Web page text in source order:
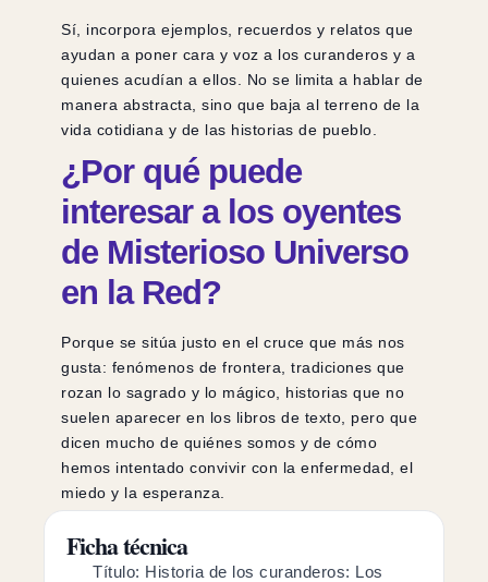
Sí, incorpora ejemplos, recuerdos y relatos que
ayudan a poner cara y voz a los curanderos y a
quienes acudían a ellos. No se limita a hablar de
manera abstracta, sino que baja al terreno de la
vida cotidiana y de las historias de pueblo.
¿Por qué puede
interesar a los oyentes
de Misterioso Universo
en la Red?
Porque se sitúa justo en el cruce que más nos
gusta: fenómenos de frontera, tradiciones que
rozan lo sagrado y lo mágico, historias que no
suelen aparecer en los libros de texto, pero que
dicen mucho de quiénes somos y de cómo
hemos intentado convivir con la enfermedad, el
miedo y la esperanza.
Ficha técnica
Título: Historia de los curanderos: Los